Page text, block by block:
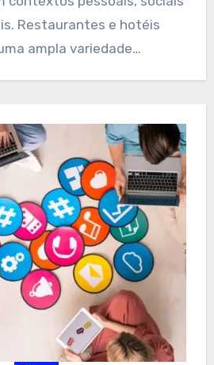
Restaurantes e hotéis
ampla variedade…